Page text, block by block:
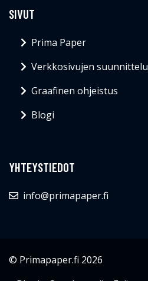
SIVUT
Prima Paper
Verkkosivujen suunnittelu
Graafinen ohjeistus
Blogi
YHTEYSTIEDOT
info@primapaper.fi
© Primapaper.fi 2026